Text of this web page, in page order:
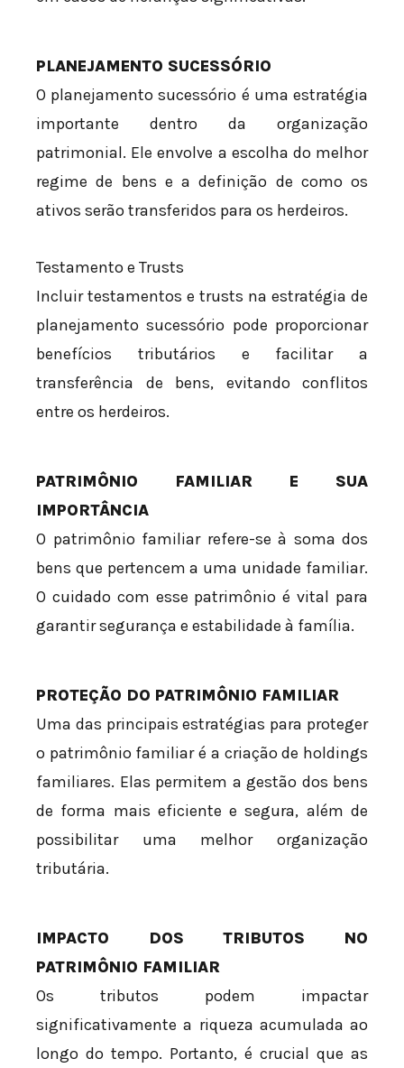
PLANEJAMENTO SUCESSÓRIO
O planejamento sucessório é uma estratégia
importante dentro da organização
patrimonial. Ele envolve a escolha do melhor
regime de bens e a definição de como os
ativos serão transferidos para os herdeiros.
Testamento e Trusts
Incluir testamentos e trusts na estratégia de
planejamento sucessório pode proporcionar
benefícios tributários e facilitar a
transferência de bens, evitando conflitos
entre os herdeiros.
PATRIMÔNIO FAMILIAR E SUA
IMPORTÂNCIA
O patrimônio familiar refere-se à soma dos
bens que pertencem a uma unidade familiar.
O cuidado com esse patrimônio é vital para
garantir segurança e estabilidade à família.
PROTEÇÃO DO PATRIMÔNIO FAMILIAR
Uma das principais estratégias para proteger
o patrimônio familiar é a criação de holdings
familiares. Elas permitem a gestão dos bens
de forma mais eficiente e segura, além de
possibilitar uma melhor organização
tributária.
IMPACTO DOS TRIBUTOS NO
PATRIMÔNIO FAMILIAR
Os tributos podem impactar
significativamente a riqueza acumulada ao
longo do tempo. Portanto, é crucial que as